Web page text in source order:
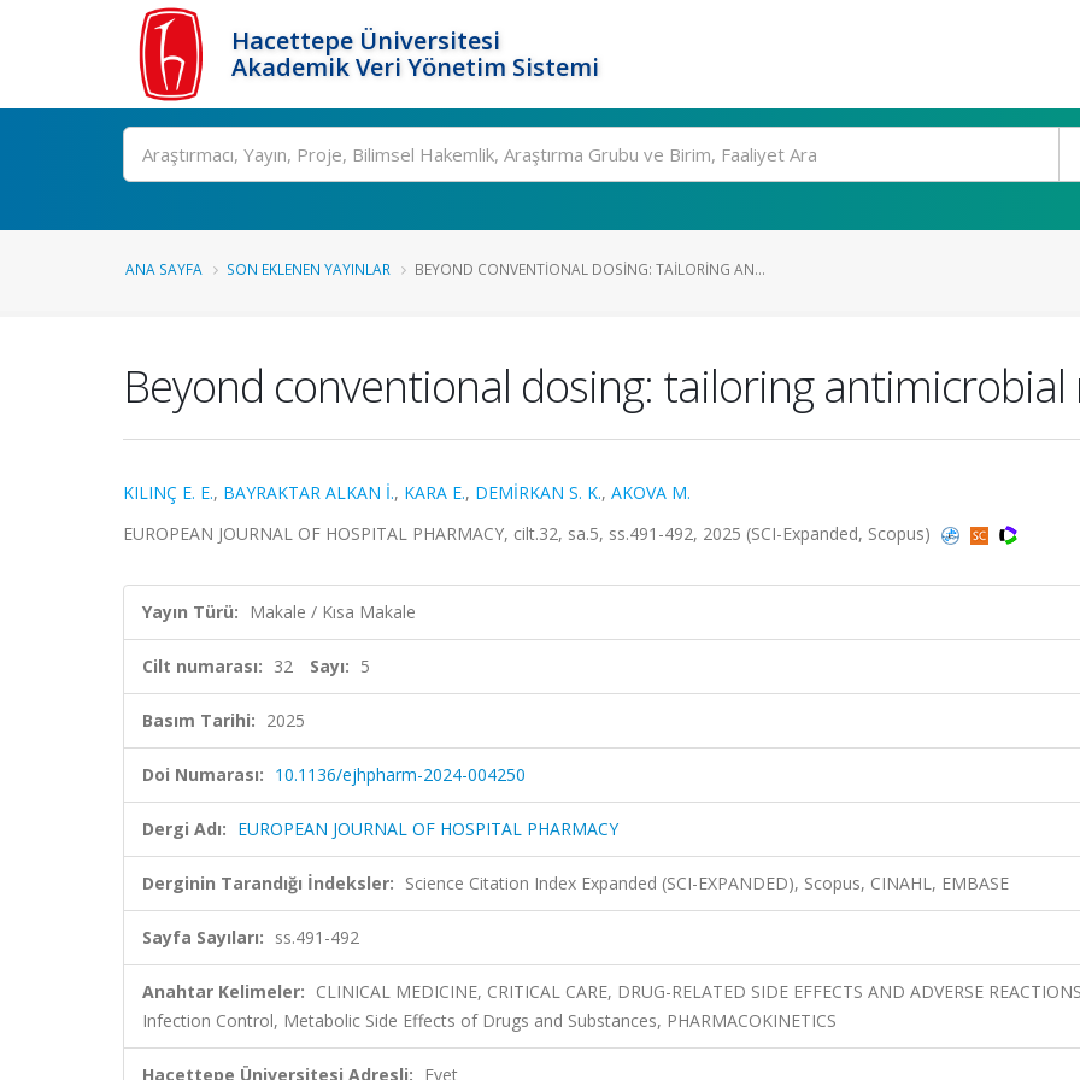
Hacettepe Üniversitesi
Akademik Veri Yönetim Sistemi
Ara
ANA SAYFA SON EKLENEN YAYINLAR BEYOND CONVENTIONAL DOSING: TAILORING AN...
Beyond conventional dosing: tailoring
KILINÇ E. E., BAYRAKTAR ALKAN İ., KARA E., DEMİRKAN S. K., AKOVA M.
EUROPEAN JOURNAL OF HOSPITAL PHARMACY, cilt.32, sa.5, ss.491-492, 2025 (SCI-Expanded, Scopus)
Yayın Türü: Makale / Kısa Makale
Cilt numarası: 32 Sayı: 5
Basım Tarihi: 2025
Doi Numarası: 10.1136/ejhpharm-2024-004250
Dergi Adı: EUROPEAN JOURNAL OF HOSPITAL PHARMACY
Derginin Tarandığı İndeksler: Science Citation Index Expanded (SCI-EXPANDED), Scopus, CINAHL, EMBASE
Sayfa Sayıları: ss.491-492
Anahtar Kelimeler: CLINICAL MEDICINE, CRITICAL CARE, DRUG-RELATED SIDE EFFECTS AND ADVERSE
Infection Control, Metabolic Side Effects of Drugs and Substances, PHARMACOKINETICS
Hacettepe Üniversitesi Adresli: Evet